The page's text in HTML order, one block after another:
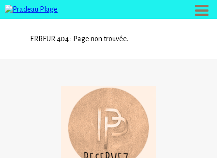
ERREUR 404 : Page non trouvée.